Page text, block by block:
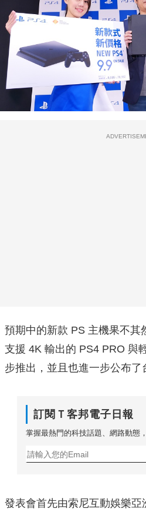
預期中的新款 PS 主機果不其
支援 4K 輸出的 PS4 PRO 與
步推出，並且也進一步公布了
訂閱Ｔ客邦電子日報
掌握最熱門的科技話題、網路動態
發表會首先由索尼互動娛樂亞